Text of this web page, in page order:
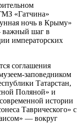
«Гатчина»
ночь в Крыму»
важный шаг в
императорских
соглашения
Татарстан,
Поляной» и
истории
Таврического» с
— вокруг